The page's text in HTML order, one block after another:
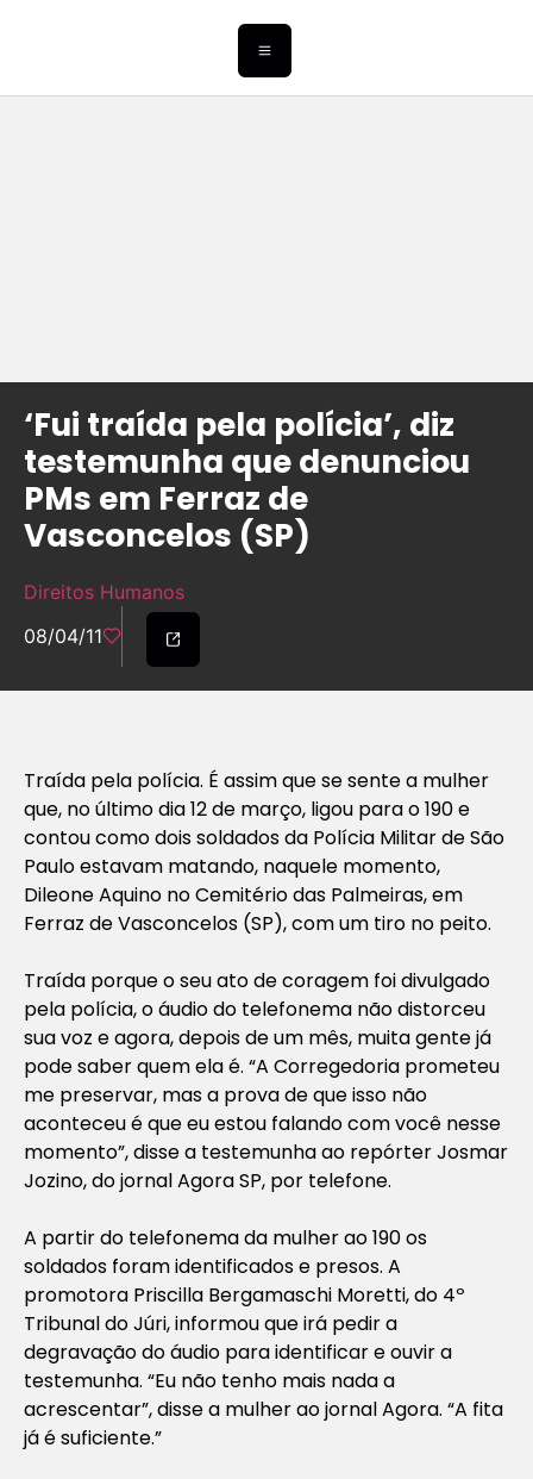
‘Fui traída pela polícia’, diz
testemunha que denunciou
PMs em Ferraz de
Vasconcelos (SP)
Direitos Humanos
08/04/11
Traída pela polícia. É assim que se sente a mulher
que, no último dia 12 de março, ligou para o 190 e
contou como dois soldados da Polícia Militar de São
Paulo estavam matando, naquele momento,
Dileone Aquino no Cemitério das Palmeiras, em
Ferraz de Vasconcelos (SP), com um tiro no peito.
Traída porque o seu ato de coragem foi divulgado
pela polícia, o áudio do telefonema não distorceu
sua voz e agora, depois de um mês, muita gente já
pode saber quem ela é. “A Corregedoria prometeu
me preservar, mas a prova de que isso não
aconteceu é que eu estou falando com você nesse
momento”, disse a testemunha ao repórter Josmar
Jozino, do jornal Agora SP, por telefone.
A partir do telefonema da mulher ao 190 os
soldados foram identificados e presos. A
promotora Priscilla Bergamaschi Moretti, do 4º
Tribunal do Júri, informou que irá pedir a
degravação do áudio para identificar e ouvir a
testemunha. “Eu não tenho mais nada a
acrescentar”, disse a mulher ao jornal Agora. “A fita
já é suficiente.”